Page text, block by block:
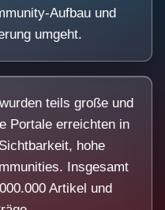
Aufbau und
umgeht.
teils große und
Portale erreichten in
hohe
Insgesamt
Artikel und